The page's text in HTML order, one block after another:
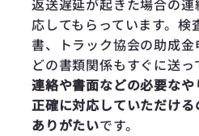
返送遅延が起きた場合の
応してもらっています。検
書、トラック協会の助成
どの書類関係もすぐに送っ
連絡や書面などの必要なや
正確に対応していただけ
ありがたいです。